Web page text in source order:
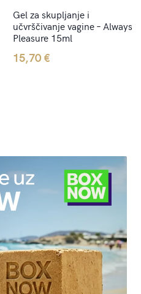
Gel za skupljanje i
učvrščivanje vagine – Always
Pleasure 15ml
15,70€